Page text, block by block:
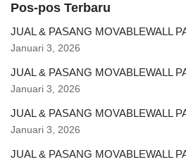
Pos-pos Terbaru
JUAL & PASANG MOVABLEWALL
Januari 3, 2026
JUAL & PASANG MOVABLEWALL
Januari 3, 2026
JUAL & PASANG MOVABLEWALL
Januari 3, 2026
JUAL & PASANG MOVABLEWALL